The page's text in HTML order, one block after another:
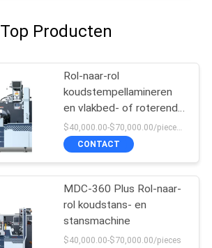
Top Producten
Rol-naar-rol
koudstempellamineren
en vlakbed- of roterende
stansmachine
$40,000.00-$70,000.00/pieces 1-1 pieces
CONTACT
MDC-360 Plus Rol-naar-
rol koudstans- en
stansmachine
$40,000.00-$70,000.00/pieces